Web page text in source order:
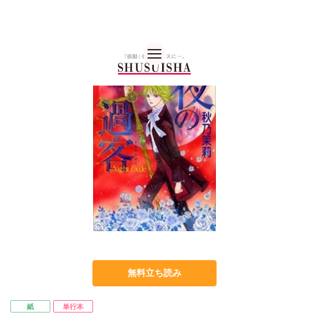
無料立ち読み
紙 単行本